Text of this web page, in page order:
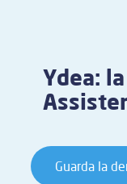
Ydea:
Guarda la